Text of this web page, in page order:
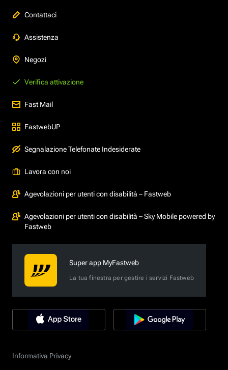
Contattaci
Assistenza
Negozi
Verifica attivazione
Fast Mail
FastwebUP
Segnalazione Telefonate Indesiderate
Lavora con noi
Agevolazioni per utenti con disabilità – Fastweb
Agevolazioni per utenti con disabilità – Sky Mobile powered by
Fastweb
Super app MyFastweb
La tua finestra per gestire i servizi Fastweb
Informativa Privacy